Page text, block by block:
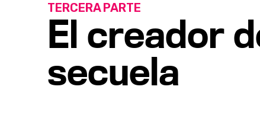
El creador
secuela
TERCERA PARTE